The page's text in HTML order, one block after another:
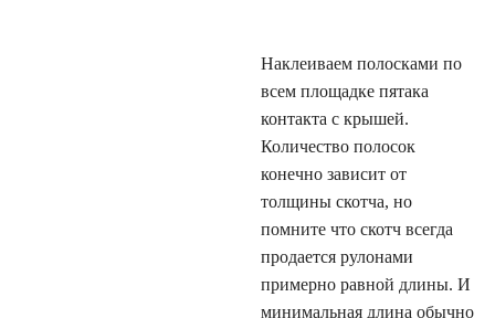
Наклеиваем полосками по
всем площадке пятака
контакта с крышей.
Количество полосок
конечно зависит от
толщины скотча, но
помните что скотч всегда
продается рулонами
примерно равной длины. И
минимальная длина обычно